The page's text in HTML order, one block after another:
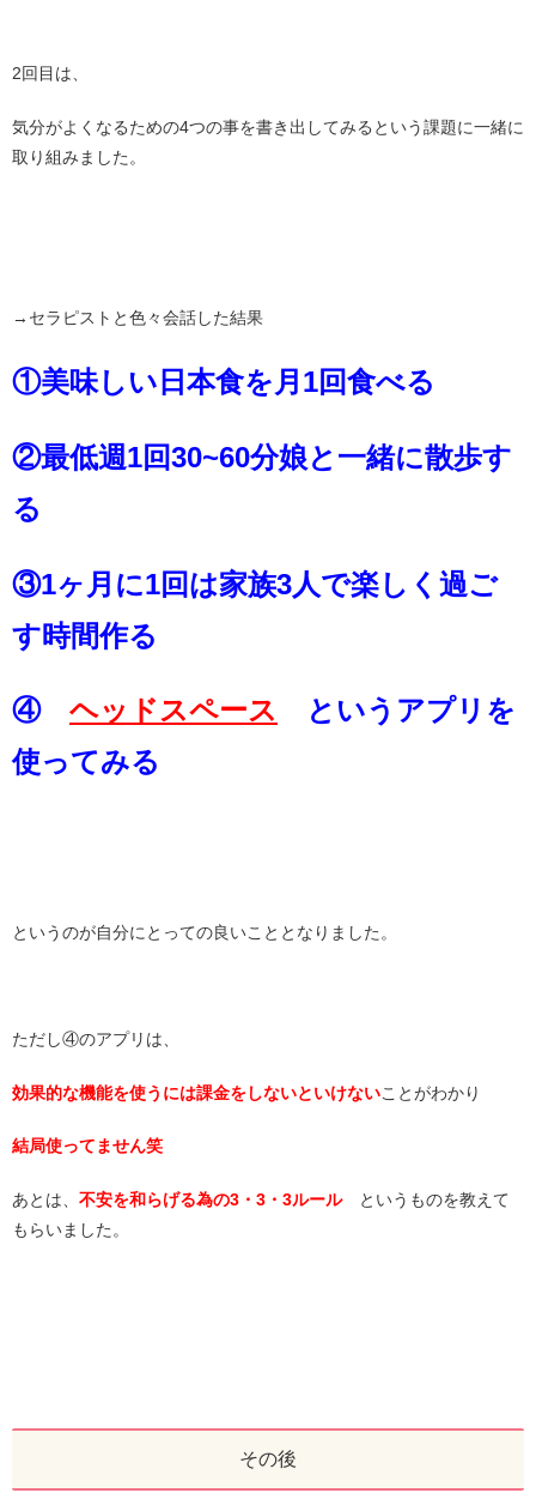
2回目は、
気分がよくなるための4つの事を書き出してみるという課題に一緒に
取り組みました。
→セラピストと色々会話した結果
①美味しい日本食を月1回食べる
②最低週1回30~60分娘と一緒に散歩す
る
③1ヶ月に1回は家族3人で楽しく過ご
す時間作る
④ ヘッドスペース
というアプリを
使ってみる
というのが自分にとっての良いこととなりました。
ただし④のアプリは、
効果的な機能を使うには課金をしないといけないことがわかり
結局使ってません笑
あとは、 不安を和らげる為の3・3・3ルールというものを教えて
もらいました。
その後